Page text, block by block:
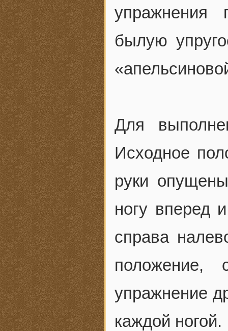
упражнения
былую
Для
Исходное
руки
ногу вперед
справа
положение,
упражнение
каждой ногой.